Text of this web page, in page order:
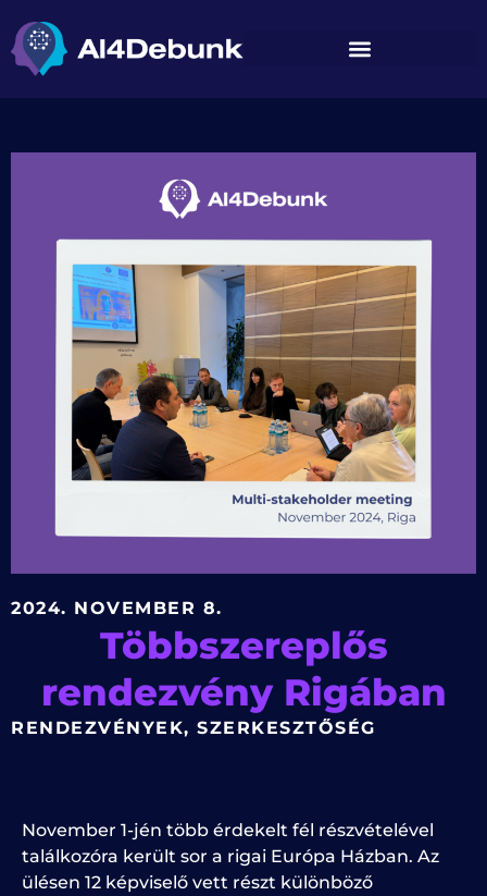
2024. NOVEMBER 8.
Többszereplős
rendezvény Rigában
RENDEZVÉNYEK, SZERKESZTŐSÉG
November 1-jén több érdekelt fél részvételével
találkozóra került sor a rigai Európa Házban. Az
ülésen 12 képviselő vett részt különböző